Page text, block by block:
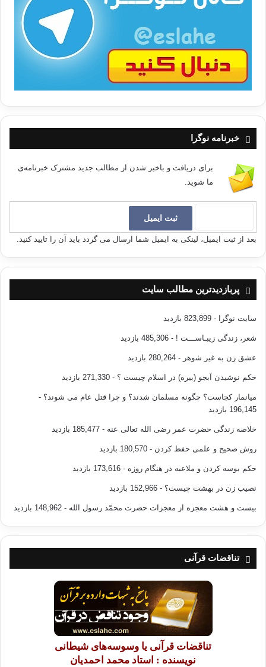
خبرنامه نوگرا
برای دریافت و باخبر شدن از مطالب جدید مشترک خبرنامه‌ی
ما شوید.
بعد از ثبت ایمیل، لینکی به ایمیل شما ارسال می گردد باید آن را تایید کنید.
پربازدیدترین مطالب سایت
سایت نوگرا - 823,899 بازدید
شعر، زندگی زیبـاســـت ! - 485,306 بازدید
عشق زن به غیر شوهر - 280,264 بازدید
حکم نوشیدن آبجو (بیره) در اسلام چیست ؟ - 271,330 بازدید
میانمار کجاست؟ چگونه مسلمان شدند؟ و چرا قتل عام می شوند؟ -
196,145 بازدید
خلاصه زندگی حضرت عمر رضی الله تعالی عنه - 185,477 بازدید
روش صحیح و علمی حفظ کردن - 180,570 بازدید
حکم بوسه کردن و ملاعبه در هنگام روزه - 173,616 بازدید
نصیب زن در بهشت چیست؟ - 152,966 بازدید
بیست و هشت معجزه از معجزات حضرت محمّد رسول الله - 148,962 بازدید
تناقضات قرآنی
تناقضات قرآنی یا وسوسه‌های شیطانی
نویسنده : استاد محمد احمدیان